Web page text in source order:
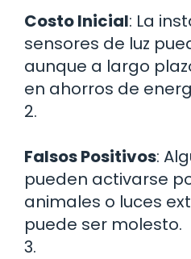
Costo Inicial: La
sensores de luz
aunque a largo
en ahorros de
2.
Falsos Positivos:
pueden activarse
animales o luces
puede ser molesto.
3.